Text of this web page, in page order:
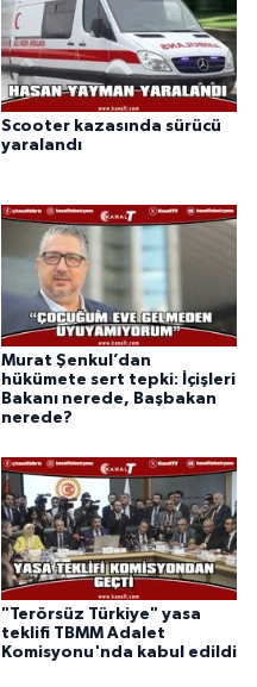
Scooter kazasında sürücü
yaralandı
Murat Şenkul’dan
hükümete sert tepki: İçişleri
Bakanı nerede, Başbakan
nerede?
"Terörsüz Türkiye" yasa
teklifi TBMM Adalet
Komisyonu'nda kabul edildi